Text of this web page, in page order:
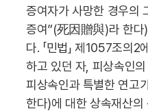
증여자가 사망한 경우의
증여”(死因贈與)라 한다)
다. 「민법」 제1057조의
하고 있던 자, 피상속인
피상속인과 특별한 연고
한다)에 대한 상속재산